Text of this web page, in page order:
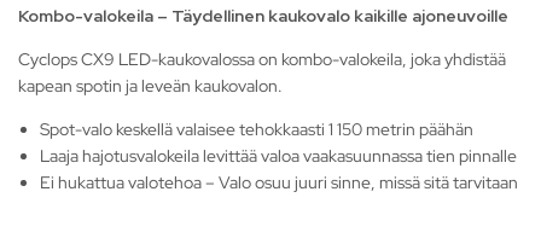
Kombo-valokeila – Täydellinen kaukovalo kaikille ajoneuvoille
Cyclops CX9 LED-kaukovalossa on kombo-valokeila, joka yhdistää
kapean spotin ja leveän kaukovalon.
Spot-valo keskellä valaisee tehokkaasti 1 150 metrin päähän
Laaja hajotusvalokeila levittää valoa vaakasuunnassa tien pinnalle
Ei hukattua valotehoa – Valo osuu juuri sinne, missä sitä tarvitaan